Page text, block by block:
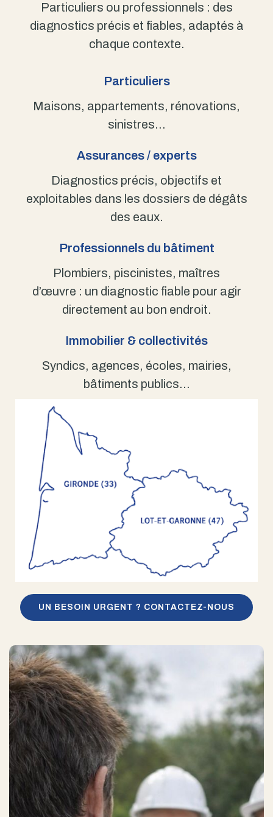
Particuliers ou professionnels : des
diagnostics précis et fiables, adaptés à
chaque contexte.
Particuliers
Maisons, appartements, rénovations,
sinistres…
Assurances / experts
Diagnostics précis, objectifs et
exploitables dans les dossiers de dégâts
des eaux.
Professionnels du bâtiment
Plombiers, piscinistes, maîtres
d’œuvre : un diagnostic fiable pour agir
directement au bon endroit.
Immobilier & collectivités
Syndics, agences, écoles, mairies,
bâtiments publics…
UN BESOIN URGENT ? CONTACTEZ-NOUS